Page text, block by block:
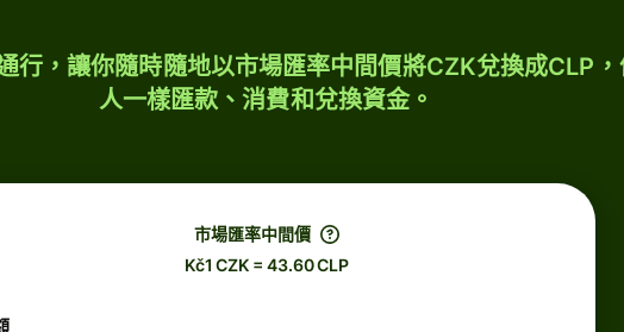
行，讓你隨時隨地以市場匯率中間價將CZK兌換成CLP
人一樣匯款、消費和兌換資金。
市場匯率中間價
Kč1 CZK = 43.60 CLP